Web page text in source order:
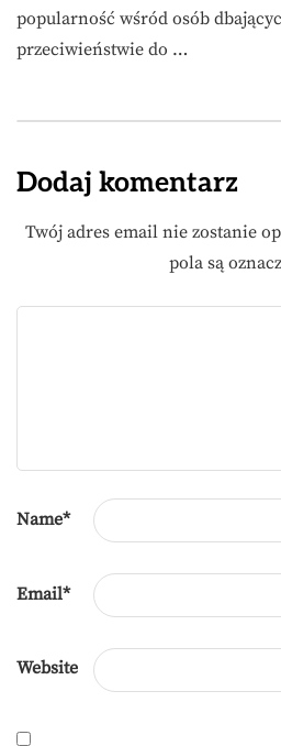
popularność wśród osób
przeciwieństwie do …
Dodaj komentarz
Twój adres email nie zostanie
pola są
Name*
Email*
Website